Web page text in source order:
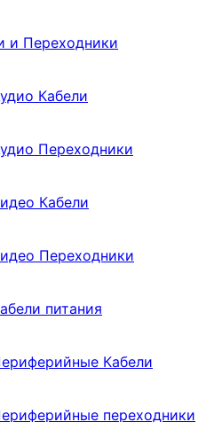
и Переходники
Кабели
Переходники
Кабели
Переходники
питания
Кабели
переходники